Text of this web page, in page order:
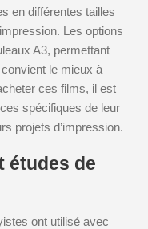
en différentes tailles
Les options
A3, permettant
le mieux à
ces films, il est
spécifiques de leur
projets d’impression.
études de
ont utilisé avec